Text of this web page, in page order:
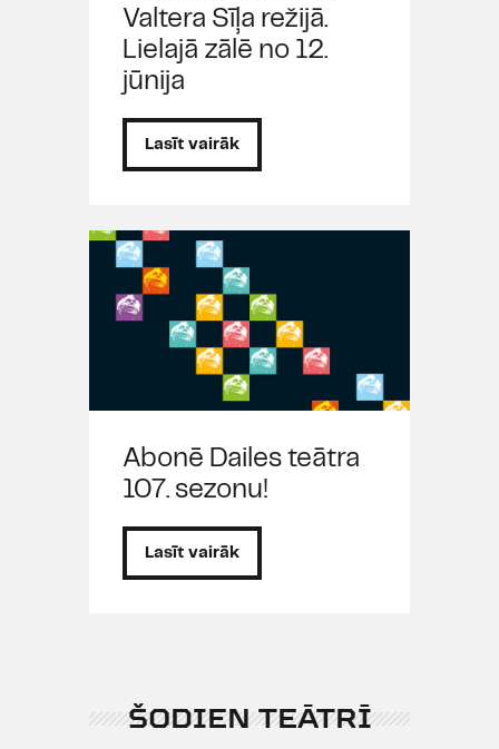
Valtera Sīļa režijā.
Lielajā zālē no 12.
jūnija
Lasīt vairāk
Abonē Dailes teātra
107. sezonu!
Lasīt vairāk
ŠODIEN TEĀTRĪ